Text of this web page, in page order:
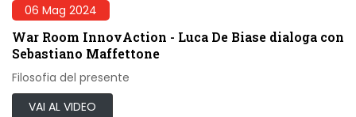
06 Mag 2024
War Room InnovAction - Luca De Biase dialoga con
Sebastiano Maffettone
Filosofia del presente
VAI AL VIDEO